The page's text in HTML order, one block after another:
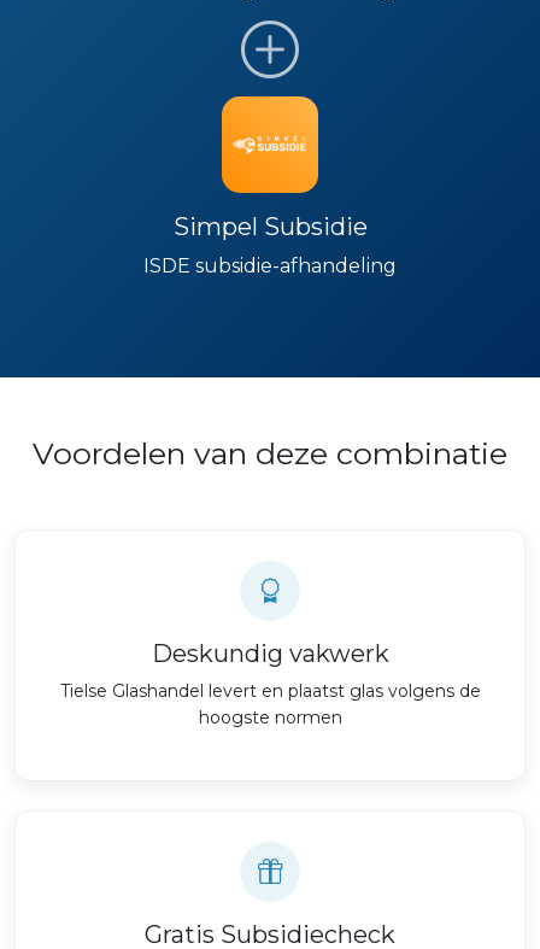
Simpel Subsidie
ISDE subsidie-afhandeling
Voordelen van deze combinatie
Deskundig vakwerk
Tielse Glashandel levert en plaatst glas volgens de
hoogste normen
Gratis Subsidiecheck